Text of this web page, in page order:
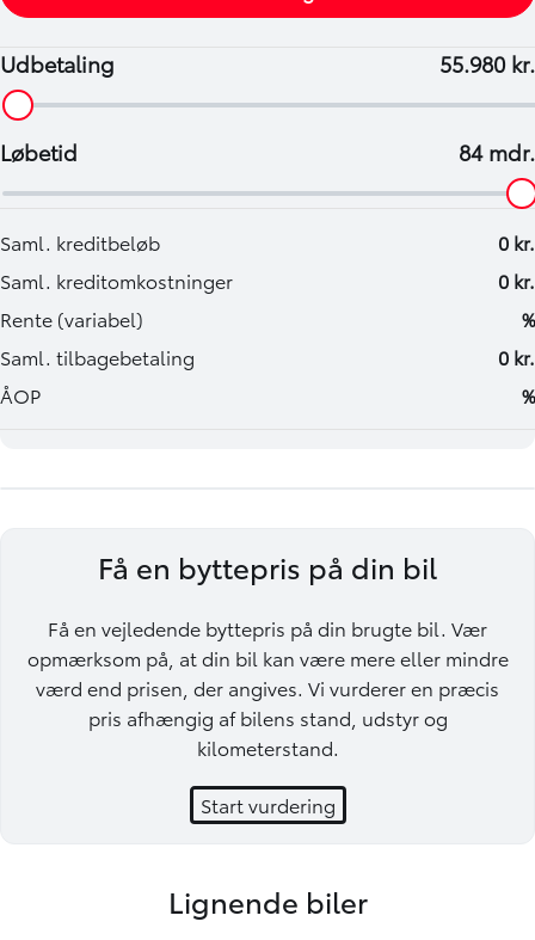
Få en byttepris på din bil
Få en vejledende byttepris på din brugte bil. Vær
opmærksom på, at din bil kan være mere eller mindre
værd end prisen, der angives. Vi vurderer en præcis
pris afhængig af bilens stand, udstyr og
kilometerstand.
Start vurdering
Lignende biler